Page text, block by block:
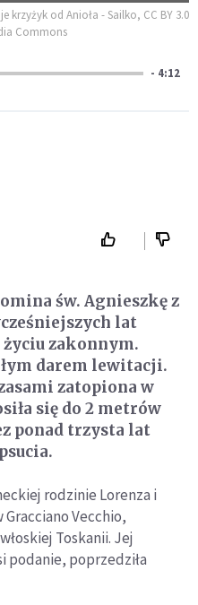
krzyżyk od Anioła - Sailko, CC BY 3.0
Commons
- 4:12
św. Agnieszkę z
lat
życiu zakonnym.
darem lewitacji.
zatopiona w
się do 2 metrów
ponad trzysta lat
rodzinie Lorenza i
Gracciano Vecchio,
Toskanii. Jej
podanie, poprzedziła